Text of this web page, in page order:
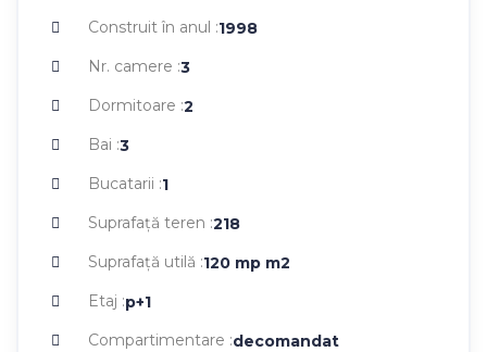
Construit în anul :1998
Nr. camere :3
Dormitoare :2
Bai :3
Bucatarii :1
Suprafaţă teren :218
Suprafaţă utilă :120 mp m2
Etaj :p+1
Compartimentare :decomandat